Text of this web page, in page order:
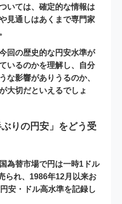
いては、確定的な情報は
見通しはあくまで専門家
回の歴史的な円安水準が
いるのかを理解し、自分
な影響がありうるのか、
大切だといえるでしょ
りの円安」をどう受
為替市場で円は一時1ドル
られ、1986年12月以来お
安・ドル高水準を記録し